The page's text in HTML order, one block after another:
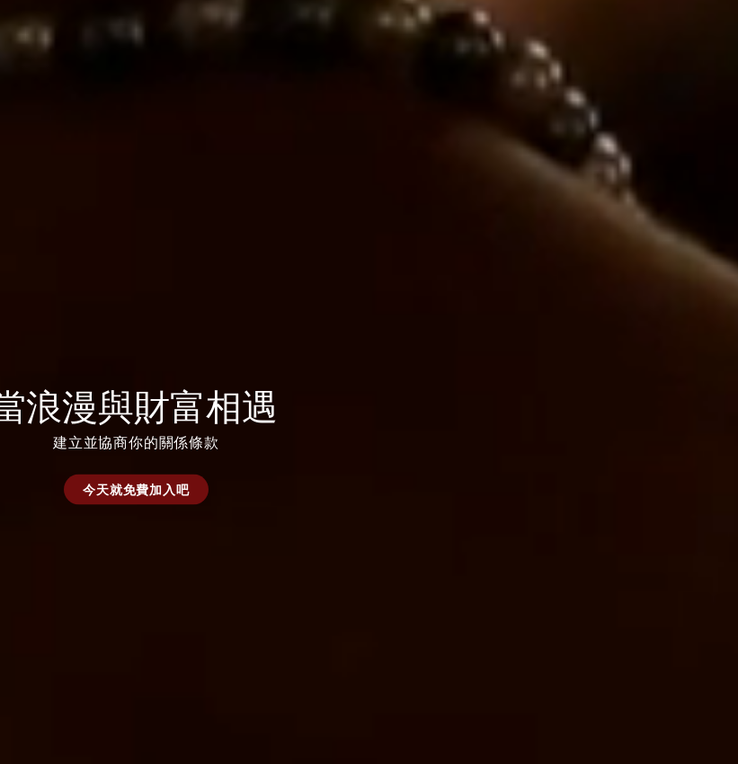
浪漫與財富相遇
建立並協商你的關係條款
今天就免費加入吧